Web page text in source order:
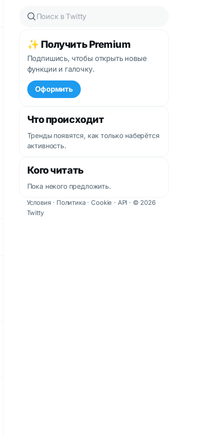
✨ Получить Premium
Подпишись, чтобы открыть новые
функции и галочку.
Оформить
Что происходит
Тренды появятся, как только наберётся
активность.
Кого читать
Пока некого предложить.
Условия· Политика·Cookie · API · © 2026
Twitty